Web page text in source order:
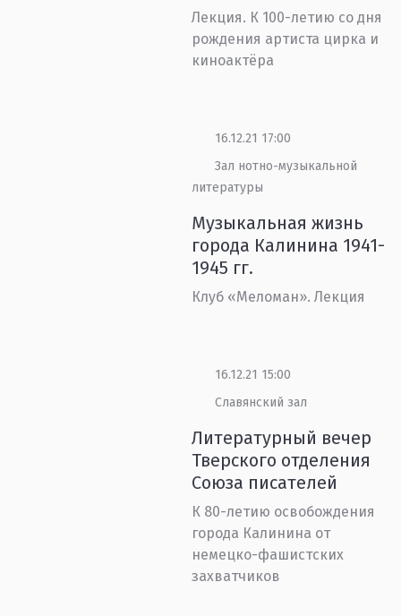
Лекция. К 100-летию со дня
рождения артиста цирка и
киноактёра
16.12.21 17:00
Зал нотно-музыкальной
литературы
Музыкальная жизнь
города Калинина 1941-
1945 гг.
Клуб «Меломан». Лекция
16.12.21 15:00
Славянский зал
Литературный вечер
Тверского отделения
Союза писателей
К 80-летию освобождения
города Калинина от
немецко-фашистских
захватчиков